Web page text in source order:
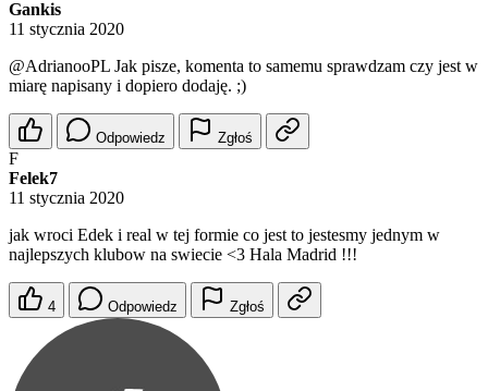
Gankis
11 stycznia 2020
@AdrianooPL Jak pisze, komenta to samemu sprawdzam czy jest w
miarę napisany i dopiero dodaję. ;)
Odpowiedz Zgłoś
F
Felek7
11 stycznia 2020
jak wroci Edek i real w tej formie co jest to jestesmy jednym w
najlepszych klubow na swiecie <3 Hala Madrid !!!
4 Odpowiedz Zgłoś